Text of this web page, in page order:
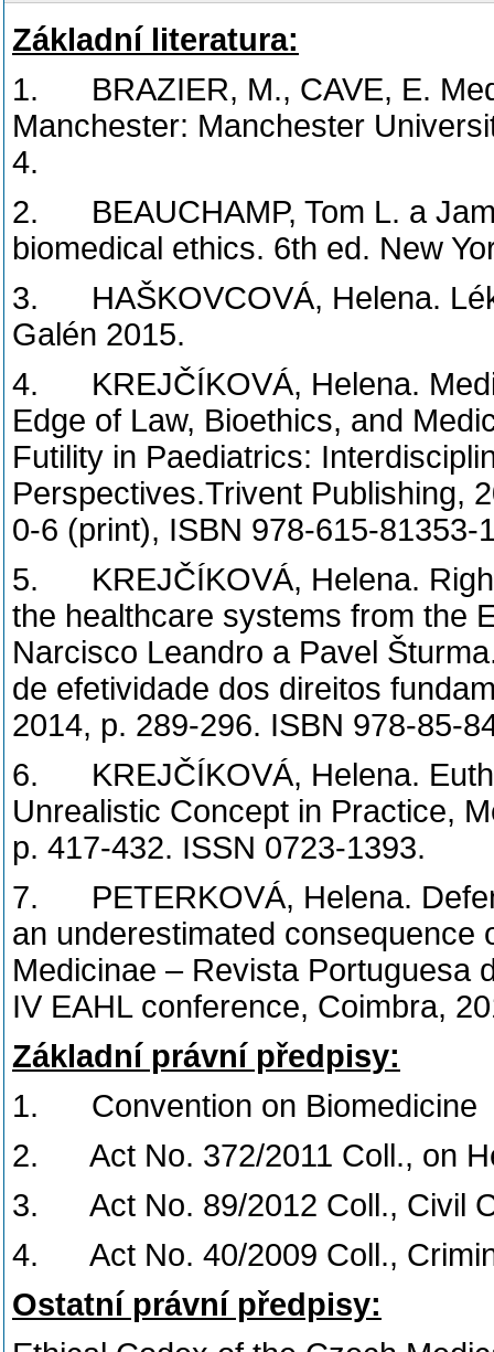
Základní literatura:
1. BRAZIER, M., CAVE, E.
Manchester: Manchester
4.
2. BEAUCHAMP, Tom L. a
biomedical ethics. 6th ed. New
3. HAŠKOVCOVÁ, Helena.
Galén 2015.
4. KREJČÍKOVÁ, Helena.
Edge of Law, Bioethics, and
Futility in Paediatrics:
Perspectives.Trivent Publishing,
0-6 (print), ISBN 978-615-81353-
5. KREJČÍKOVÁ, Helena.
the healthcare systems from the
Narcisco Leandro a Pavel
de efetividade dos direitos
2014, p. 289-296. ISBN 978-85-
6. KREJČÍKOVÁ, Helena.
Unrealistic Concept in Practice,
p. 417-432. ISSN 0723-1393.
7. PETERKOVÁ, Helena.
an underestimated consequence
Medicinae – Revista Portuguesa
IV EAHL conference, Coimbra,
Základní právní předpisy:
1. Convention on Biomedicine
2. Act No. 372/2011 Coll., on
3. Act No. 89/2012 Coll., Civil
4. Act No. 40/2009 Coll.,
Ostatní právní předpisy: